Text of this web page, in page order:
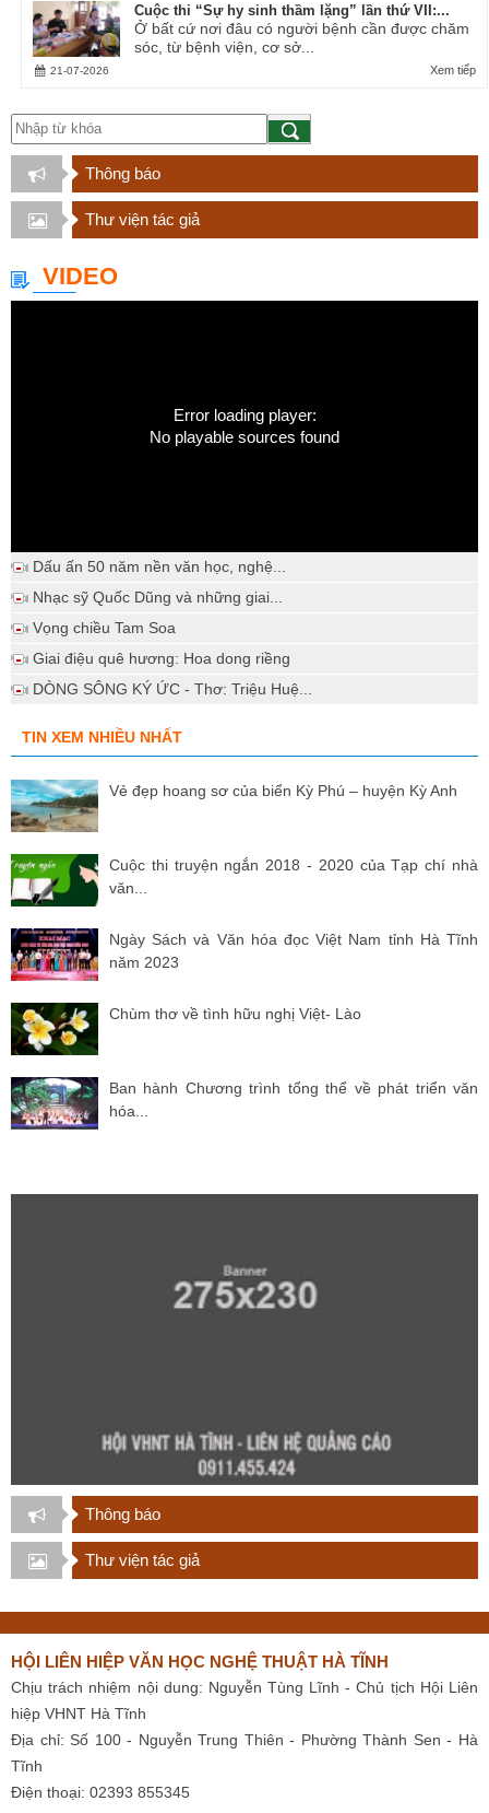
Cuộc thi “Sự hy sinh thầm lặng” lần thứ VII:...
Ở bất cứ nơi đâu có người bệnh cần được chăm
sóc, từ bệnh viện, cơ sở...
Xem tiếp
21-07-2026
Thông báo
Thư viện tác giả
VIDEO
Error loading player:
No playable sources found
Dấu ấn 50 năm nền văn học, nghệ...
Nhạc sỹ Quốc Dũng và những giai...
Vọng chiều Tam Soa
Giai điệu quê hương: Hoa dong riềng
DÒNG SÔNG KÝ ỨC - Thơ: Triệu Huệ...
TIN XEM NHIỀU NHẤT
Vẻ đẹp hoang sơ của biển Kỳ Phú – huyện Kỳ Anh
Cuộc thi truyện ngắn 2018 - 2020 của Tạp chí nhà
văn...
Ngày Sách và Văn hóa đọc Việt Nam tỉnh Hà Tĩnh
năm 2023
Chùm thơ về tình hữu nghị Việt- Lào
Ban hành Chương trình tổng thể về phát triển văn
hóa...
Thông báo
Thư viện tác giả
HỘI LIÊN HIỆP VĂN HỌC NGHỆ THUẬT HÀ TĨNH
Chịu trách nhiệm nội dung: Nguyễn Tùng Lĩnh - Chủ tịch Hội Liên
hiệp VHNT Hà Tĩnh
Địa chỉ: Số 100 - Nguyễn Trung Thiên - Phường Thành Sen - Hà
Tĩnh
Điện thoại: 02393 855345